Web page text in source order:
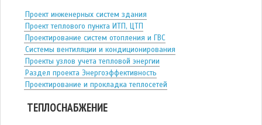
Проект инженерных систем здания
Проект теплового пункта ИТП, ЦТП
Проектирование систем отопления и ГВС
Системы вентиляции и кондиционирования
Проекты узлов учета тепловой энергии
Раздел проекта Энергоэффективность
Проектирование и прокладка теплосетей
ТЕПЛОСНАБЖЕНИЕ